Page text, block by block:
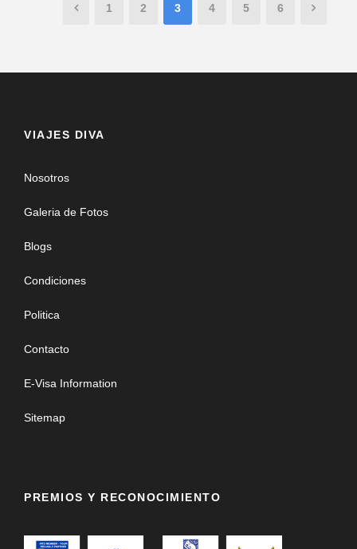
1 2 3 4 5 6
VIAJES DIVA
Nosotros
Galeria de Fotos
Blogs
Condiciones
Politica
Contacto
E-Visa Information
Sitemap
PREMIOS Y RECONOCIMIENTO